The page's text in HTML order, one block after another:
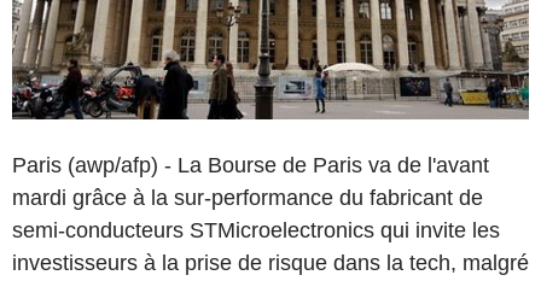
Paris (awp/afp) - La Bourse de Paris va de l'avant
mardi grâce à la sur-performance du fabricant de
semi-conducteurs STMicroelectronics qui invite les
investisseurs à la prise de risque dans la tech, malgré